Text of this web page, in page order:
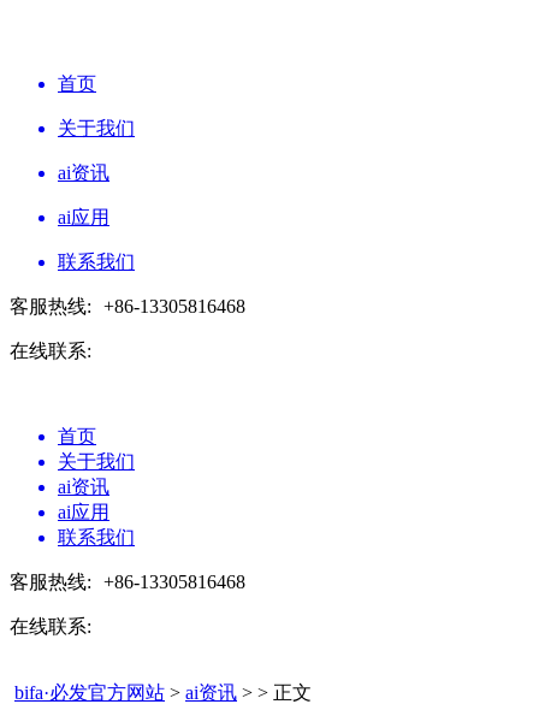
首页
关于我们
ai资讯
ai应用
联系我们
客服热线: +86-13305816468
在线联系:
首页
关于我们
ai资讯
ai应用
联系我们
客服热线: +86-13305816468
在线联系:
bifa·必发官方网站 > ai资讯 > > 正文